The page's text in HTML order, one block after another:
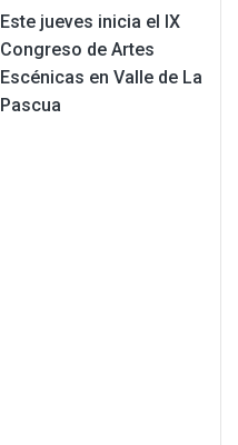
Este jueves inicia el IX
Congreso de Artes
Escénicas en Valle de La
Pascua